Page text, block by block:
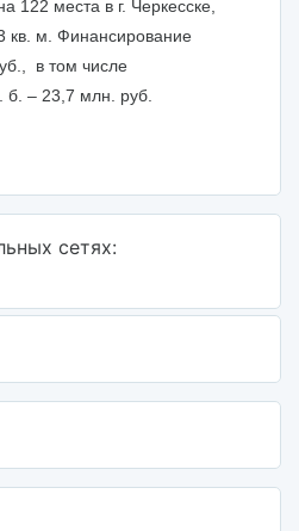
122 места в г. Черкесске,
м. Финансирование
в том числе
– 23,7 млн. руб.
сетях: